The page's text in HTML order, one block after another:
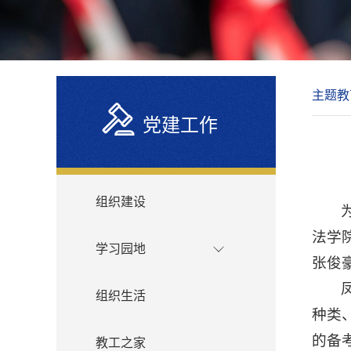
党建工作
组织建设
学习园地
组织生活
教工之家
主题
法学
张俊
种类
的备